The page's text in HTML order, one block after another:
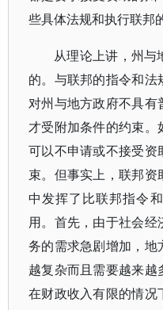
些具体法规和执行联邦
从理论上讲，州与
的。与联邦的指令和
对州与地方政府不具有
才受附加条件的约束
可以不申请或不接受资
束。但事实上，联邦
中发挥了比联邦指令
用。首先，由于社会经
务的需求急剧增加，
越复杂而且需要越来
在财政收入有限的情